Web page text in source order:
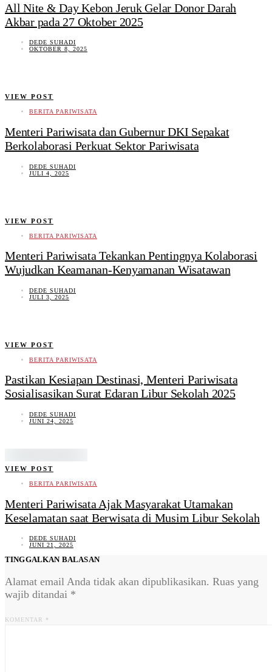
All Nite & Day Kebon Jeruk Gelar Donor Darah
Akbar pada 27 Oktober 2025
DEDE SUHADI
OKTOBER 8, 2025
VIEW POST
BERITA PARIWISATA
Menteri Pariwisata dan Gubernur DKI Sepakat
Berkolaborasi Perkuat Sektor Pariwisata
DEDE SUHADI
JULI 4, 2025
VIEW POST
BERITA PARIWISATA
Menteri Pariwisata Tekankan Pentingnya Kolaborasi
Wujudkan Keamanan-Kenyamanan Wisatawan
DEDE SUHADI
JULI 3, 2025
VIEW POST
BERITA PARIWISATA
Pastikan Kesiapan Destinasi, Menteri Pariwisata
Sosialisasikan Surat Edaran Libur Sekolah 2025
DEDE SUHADI
JUNI 24, 2025
VIEW POST
BERITA PARIWISATA
Menteri Pariwisata Ajak Masyarakat Utamakan
Keselamatan saat Berwisata di Musim Libur Sekolah
DEDE SUHADI
JUNI 21, 2025
TINGGALKAN BALASAN
Alamat email Anda tidak akan dipublikasikan. Ruas yang
wajib ditandai *
KOMENTAR *